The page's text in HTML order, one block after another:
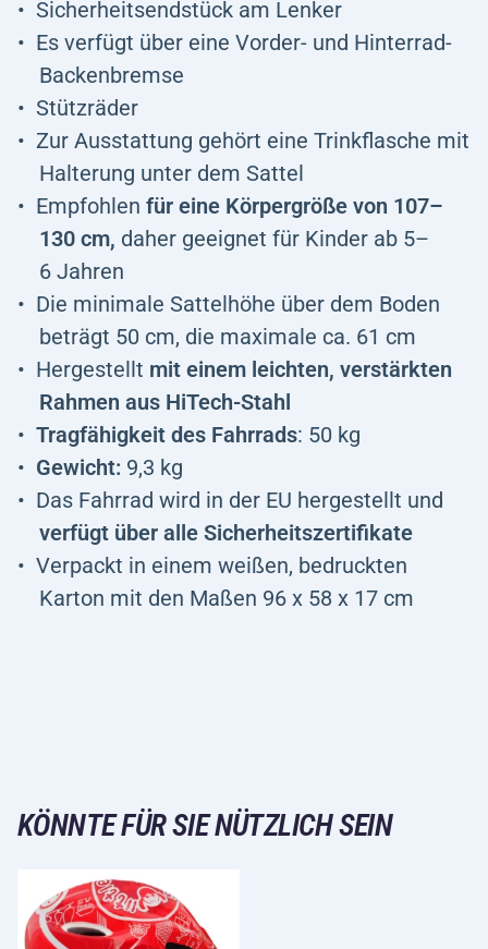
Sicherheitsendstück am Lenker
Es verfügt über eine Vorder- und Hinterrad-
Backenbremse
Stützräder
Zur Ausstattung gehört eine Trinkflasche mit
Halterung unter dem Sattel
Empfohlen für eine Körpergröße von 107–
130 cm, daher geeignet für Kinder ab 5–
6 Jahren
Die minimale Sattelhöhe über dem Boden
beträgt 50 cm, die maximale ca. 61 cm
Hergestellt mit einem leichten, verstärkten
Rahmen aus HiTech-Stahl
Tragfähigkeit des Fahrrads: 50 kg
Gewicht: 9,3 kg
Das Fahrrad wird in der EU hergestellt und
verfügt über alle Sicherheitszertifikate
Verpackt in einem weißen, bedruckten
Karton mit den Maßen 96 x 58 x 17 cm
KÖNNTE FÜR SIE NÜTZLICH SEIN